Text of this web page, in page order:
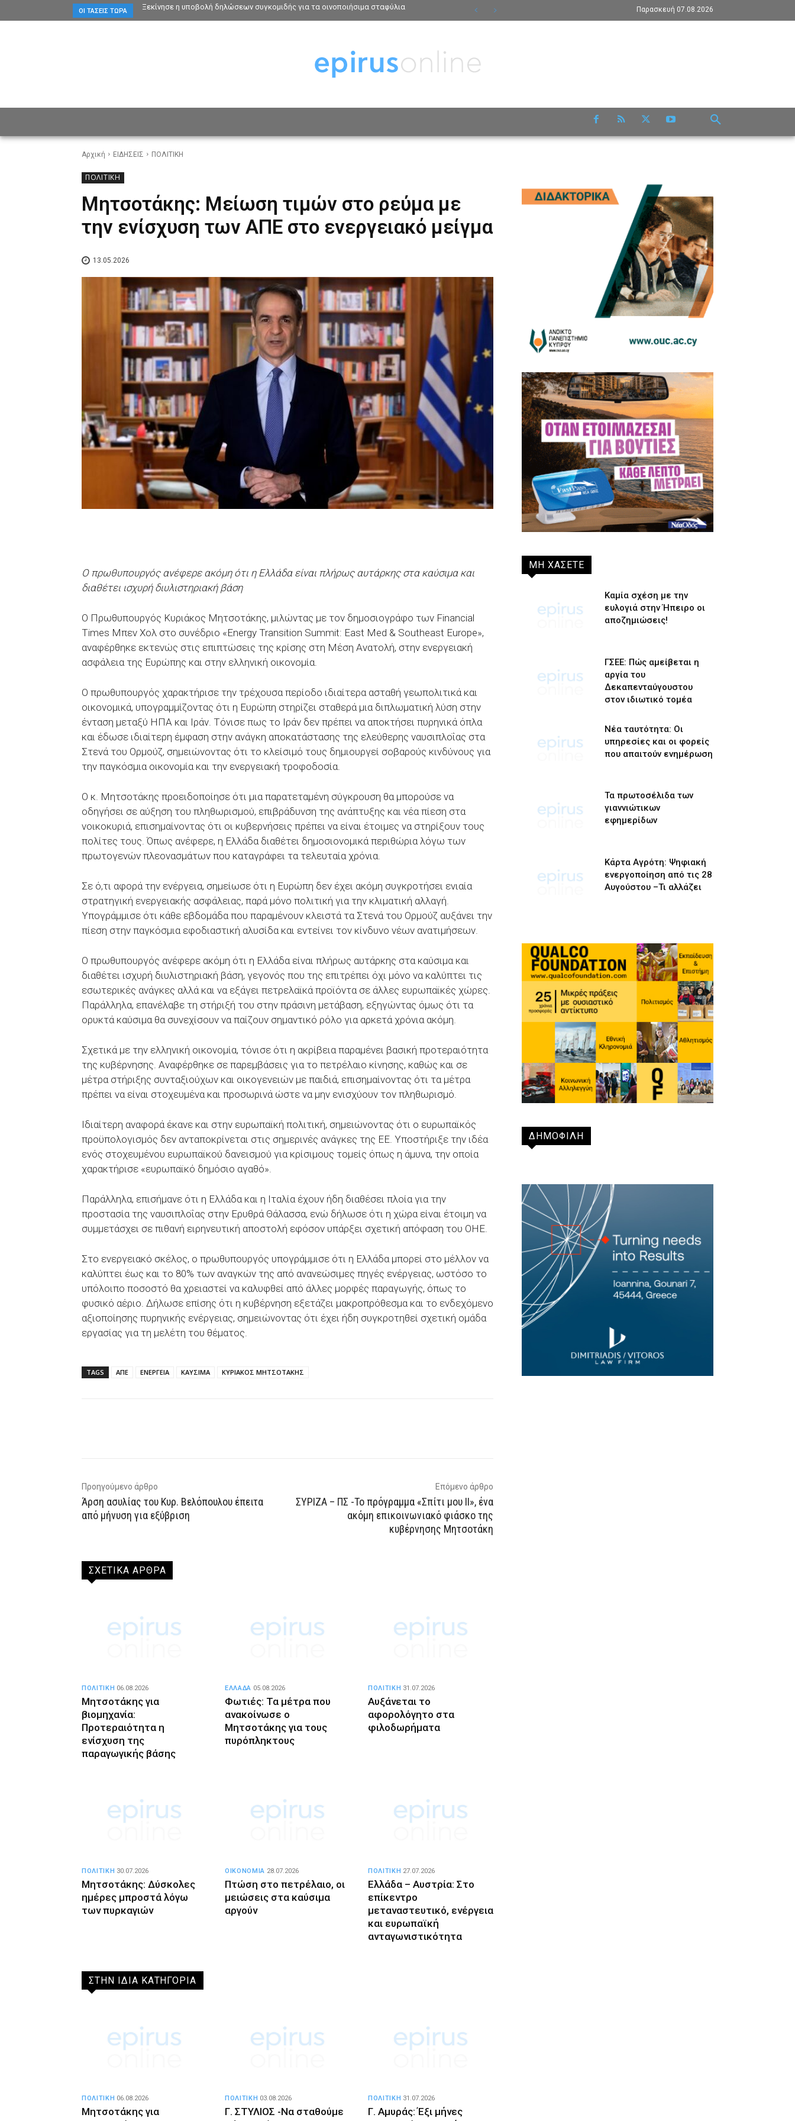
ΟΙ ΤΆΣΕΙΣ ΤΏΡΑ Ξεκίνησε η υποβολή δηλώσεων συγκομιδής για τα οινοποιήσιμα σταφύλια Παρασκευή 07.08.2026
Αρχική ΕΙΔΗΣΕΙΣ ΠΟΛΙΤΙΚΗ
ΠΟΛΙΤΙΚΗ
Μητσοτάκης: Μείωση τιμών στο ρεύμα με
την ενίσχυση των ΑΠΕ στο ενεργειακό μείγμα
13.05.2026
Ο πρωθυπουργός ανέφερε ακόμη ότι η Ελλάδα είναι πλήρως αυτάρκης στα καύσιμα και
διαθέτει ισχυρή διυλιστηριακή βάση
Ο Πρωθυπουργός Κυριάκος Μητσοτάκης, μιλώντας με τον δημοσιογράφο των Financial
Times Μπεν Χολ στο συνέδριο «Energy Transition Summit: East Med & Southeast Europe»,
αναφέρθηκε εκτενώς στις επιπτώσεις της κρίσης στη Μέση Ανατολή, στην ενεργειακή
ασφάλεια της Ευρώπης και στην ελληνική οικονομία.
Ο πρωθυπουργός χαρακτήρισε την τρέχουσα περίοδο ιδιαίτερα ασταθή γεωπολιτικά και
οικονομικά, υπογραμμίζοντας ότι η Ευρώπη στηρίζει σταθερά μια διπλωματική λύση στην
ένταση μεταξύ ΗΠΑ και Ιράν. Τόνισε πως το Ιράν δεν πρέπει να αποκτήσει πυρηνικά όπλα
και έδωσε ιδιαίτερη έμφαση στην ανάγκη αποκατάστασης της ελεύθερης ναυσιπλοΐας στα
Στενά του Ορμούζ, σημειώνοντας ότι το κλείσιμό τους δημιουργεί σοβαρούς κινδύνους για
την παγκόσμια οικονομία και την ενεργειακή τροφοδοσία.
Ο κ. Μητσοτάκης προειδοποίησε ότι μια παρατεταμένη σύγκρουση θα μπορούσε να
οδηγήσει σε αύξηση του πληθωρισμού, επιβράδυνση της ανάπτυξης και νέα πίεση στα
νοικοκυριά, επισημαίνοντας ότι οι κυβερνήσεις πρέπει να είναι έτοιμες να στηρίξουν τους
πολίτες τους. Όπως ανέφερε, η Ελλάδα διαθέτει δημοσιονομικά περιθώρια λόγω των
πρωτογενών πλεονασμάτων που καταγράφει τα τελευταία χρόνια.
Σε ό,τι αφορά την ενέργεια, σημείωσε ότι η Ευρώπη δεν έχει ακόμη συγκροτήσει ενιαία
στρατηγική ενεργειακής ασφάλειας, παρά μόνο πολιτική για την κλιματική αλλαγή.
Υπογράμμισε ότι κάθε εβδομάδα που παραμένουν κλειστά τα Στενά του Ορμούζ αυξάνει την
πίεση στην παγκόσμια εφοδιαστική αλυσίδα και εντείνει τον κίνδυνο νέων ανατιμήσεων.
Ο πρωθυπουργός ανέφερε ακόμη ότι η Ελλάδα είναι πλήρως αυτάρκης στα καύσιμα και
διαθέτει ισχυρή διυλιστηριακή βάση, γεγονός που της επιτρέπει όχι μόνο να καλύπτει τις
εσωτερικές ανάγκες αλλά και να εξάγει πετρελαϊκά προϊόντα σε άλλες ευρωπαϊκές χώρες.
Παράλληλα, επανέλαβε τη στήριξή του στην πράσινη μετάβαση, εξηγώντας όμως ότι τα
ορυκτά καύσιμα θα συνεχίσουν να παίζουν σημαντικό ρόλο για αρκετά χρόνια ακόμη.
Σχετικά με την ελληνική οικονομία, τόνισε ότι η ακρίβεια παραμένει βασική προτεραιότητα
της κυβέρνησης. Αναφέρθηκε σε παρεμβάσεις για το πετρέλαιο κίνησης, καθώς και σε
μέτρα στήριξης συνταξιούχων και οικογενειών με παιδιά, επισημαίνοντας ότι τα μέτρα
πρέπει να είναι στοχευμένα και προσωρινά ώστε να μην ενισχύουν τον πληθωρισμό.
Ιδιαίτερη αναφορά έκανε και στην ευρωπαϊκή πολιτική, σημειώνοντας ότι ο ευρωπαϊκός
προϋπολογισμός δεν ανταποκρίνεται στις σημερινές ανάγκες της ΕΕ. Υποστήριξε την ιδέα
ενός στοχευμένου ευρωπαϊκού δανεισμού για κρίσιμους τομείς όπως η άμυνα, την οποία
χαρακτήρισε «ευρωπαϊκό δημόσιο αγαθό».
Παράλληλα, επισήμανε ότι η Ελλάδα και η Ιταλία έχουν ήδη διαθέσει πλοία για την
προστασία της ναυσιπλοΐας στην Ερυθρά Θάλασσα, ενώ δήλωσε ότι η χώρα είναι έτοιμη να
συμμετάσχει σε πιθανή ειρηνευτική αποστολή εφόσον υπάρξει σχετική απόφαση του ΟΗΕ.
Στο ενεργειακό σκέλος, ο πρωθυπουργός υπογράμμισε ότι η Ελλάδα μπορεί στο μέλλον να
καλύπτει έως και το 80% των αναγκών της από ανανεώσιμες πηγές ενέργειας, ωστόσο το
υπόλοιπο ποσοστό θα χρειαστεί να καλυφθεί από άλλες μορφές παραγωγής, όπως το
φυσικό αέριο. Δήλωσε επίσης ότι η κυβέρνηση εξετάζει μακροπρόθεσμα και το ενδεχόμενο
αξιοποίησης πυρηνικής ενέργειας, σημειώνοντας ότι έχει ήδη συγκροτηθεί σχετική ομάδα
εργασίας για τη μελέτη του θέματος.
TAGS ΑΠΕ ΕΝΕΡΓΕΙΑ ΚΑΥΣΙΜΑ ΚΥΡΙΑΚΟΣ ΜΗΤΣΟΤΑΚΗΣ
Προηγούμενο άρθρο
Άρση ασυλίας του Κυρ. Βελόπουλου έπειτα
από μήνυση για εξύβριση
Επόμενο άρθρο
ΣΥΡΙΖΑ – ΠΣ -Το πρόγραμμα «Σπίτι μου ΙΙ», ένα
ακόμη επικοινωνιακό φιάσκο της
κυβέρνησης Μητσοτάκη
ΣΧΕΤΙΚΑ ΑΡΘΡΑ
Μητσοτάκης για
βιομηχανία:
Προτεραιότητα η
ενίσχυση της
παραγωγικής βάσης
ΠΟΛΙΤΙΚΗ 06.08.2026
Φωτιές: Τα μέτρα που
ανακοίνωσε ο
Μητσοτάκης για τους
πυρόπληκτους
ΕΛΛΑΔΑ 05.08.2026
Αυξάνεται το
αφορολόγητο στα
φιλοδωρήματα
ΠΟΛΙΤΙΚΗ 31.07.2026
Μητσοτάκης: Δύσκολες
ημέρες μπροστά λόγω
των πυρκαγιών
ΠΟΛΙΤΙΚΗ 30.07.2026
Πτώση στο πετρέλαιο, οι
μειώσεις στα καύσιμα
αργούν
ΟΙΚΟΝΟΜΙΑ 28.07.2026
Ελλάδα – Αυστρία: Στο
επίκεντρο
μεταναστευτικό, ενέργεια
και ευρωπαϊκή
ανταγωνιστικότητα
ΠΟΛΙΤΙΚΗ 27.07.2026
ΣΤΗΝ ΙΔΙΑ ΚΑΤΗΓΟΡΙΑ
Μητσοτάκης για
ΠΟΛΙΤΙΚΗ 06.08.2026
Γ. ΣΤΥΛΙΟΣ -Να σταθούμε
ΠΟΛΙΤΙΚΗ 03.08.2026
Γ. Αμυράς: Έξι μήνες
ΠΟΛΙΤΙΚΗ 31.07.2026
ΜΗ ΧΑΣΕΤΕ
Καμία σχέση με την
ευλογιά στην Ήπειρο οι
αποζημιώσεις!
ΓΣΕΕ: Πώς αμείβεται η
αργία του
Δεκαπενταύγουστου
στον ιδιωτικό τομέα
Νέα ταυτότητα: Οι
υπηρεσίες και οι φορείς
που απαιτούν ενημέρωση
Τα πρωτοσέλιδα των
γιαννιώτικων
εφημερίδων
Κάρτα Αγρότη: Ψηφιακή
ενεργοποίηση από τις 28
Αυγούστου –Τι αλλάζει
ΔΗΜΟΦΙΛΗ